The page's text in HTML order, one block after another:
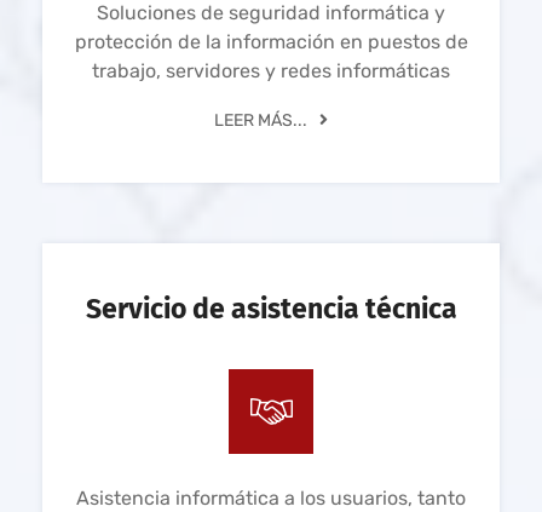
Soluciones de seguridad informática y
protección de la información en puestos de
trabajo, servidores y redes informáticas
LEER MÁS...
Servicio de asistencia técnica
Asistencia informática a los usuarios, tanto